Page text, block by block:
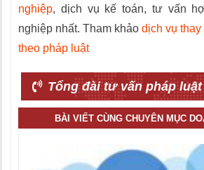
nghiệp, dịch vụ kế toán, tư vấn
nghiệp nhất. Tham khảo dịch vụ
theo pháp luật
Tổng đài tư vấn pháp luật
BÀI VIẾT CÙNG CHUYÊN MỤC